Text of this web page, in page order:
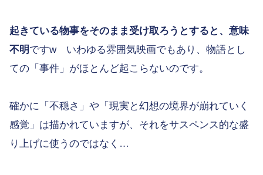
起きている物事をそのまま受け取ろうとすると、意味
不明ですw いわゆる雰囲気映画でもあり、物語とし
ての「事件」がほとんど起こらないのです。
確かに「不穏さ」や「現実と幻想の境界が崩れていく
感覚」は描かれていますが、それをサスペンス的な盛
り上げに使うのではなく…